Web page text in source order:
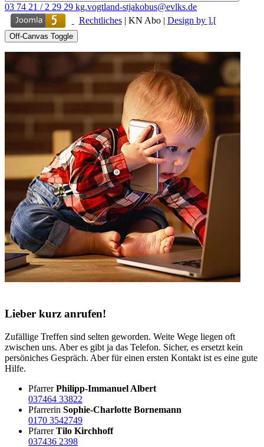
03 74 21 / 2 29 29 kg.vogtland-stjakobus@evlks.de
Rechtliches| KN Abo| Design by ].[
Off-Canvas Toggle
Lieber kurz anrufen!
Zufällige Treffen sind selten geworden. Weite Wege liegen oft
zwischen uns. Aber es gibt ja das Telefon. Sicher, es ersetzt kein
persöniches Gespräch. Aber für einen ersten Kontakt ist es eine gute
Hilfe.
PfarrerPhilipp-Immanuel Albert
037464 33822
Pfarrerin Sophie-Charlotte Bornemann
0170 3542749
PfarrerTilo Kirchhoff
037436 2398